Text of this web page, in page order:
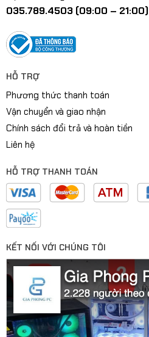
035.789.4503 (09:00 – 21:00)
HỖ TRỢ
Phương thức thanh toán
Vận chuyển và giao nhận
Chính sách đổi trả và hoàn tiền
Liên hệ
HỖ TRỢ THANH TOÁN
KẾT NỐI VỚI CHÚNG TÔI